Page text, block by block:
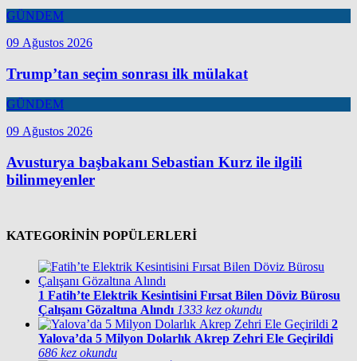
GÜNDEM
09 Ağustos 2026
Trump’tan seçim sonrası ilk mülakat
GÜNDEM
09 Ağustos 2026
Avusturya başbakanı Sebastian Kurz ile ilgili
bilinmeyenler
KATEGORİNİN POPÜLERLERİ
1 Fatih’te Elektrik Kesintisini Fırsat Bilen Döviz Bürosu
Çalışanı Gözaltına Alındı 1333 kez okundu
2
Yalova’da 5 Milyon Dolarlık Akrep Zehri Ele Geçirildi
686 kez okundu